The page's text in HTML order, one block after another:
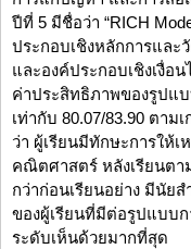
ปีที่ 5 มีชื่อว่า “RICH
ประกอบเชิงหลักการและ
และองค์ประกอบเชิงเงื่อ
ค่าประสิทธิภาพของรูปแ
เท่ากับ 80.07/83.90 ตา
ว่า ผู้เรียนมีทักษะการให้
คณิตศาสตร์ หลังเรียนต
กว่าก่อนเรียนอย่าง มีนัย
ของผู้เรียนที่มีต่อรูปแบบ
ระดับเห็นด้วยมากที่สุด